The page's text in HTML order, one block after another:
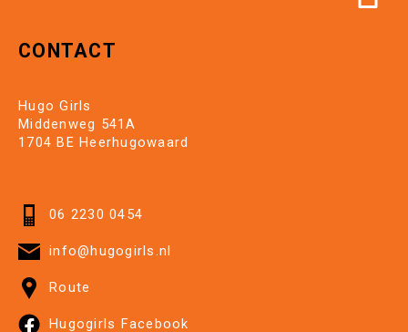
CONTACT
Hugo Girls
Middenweg 541A
1704 BE Heerhugowaard
06 2230 0454
info@hugogirls.nl
Route
Hugogirls Facebook